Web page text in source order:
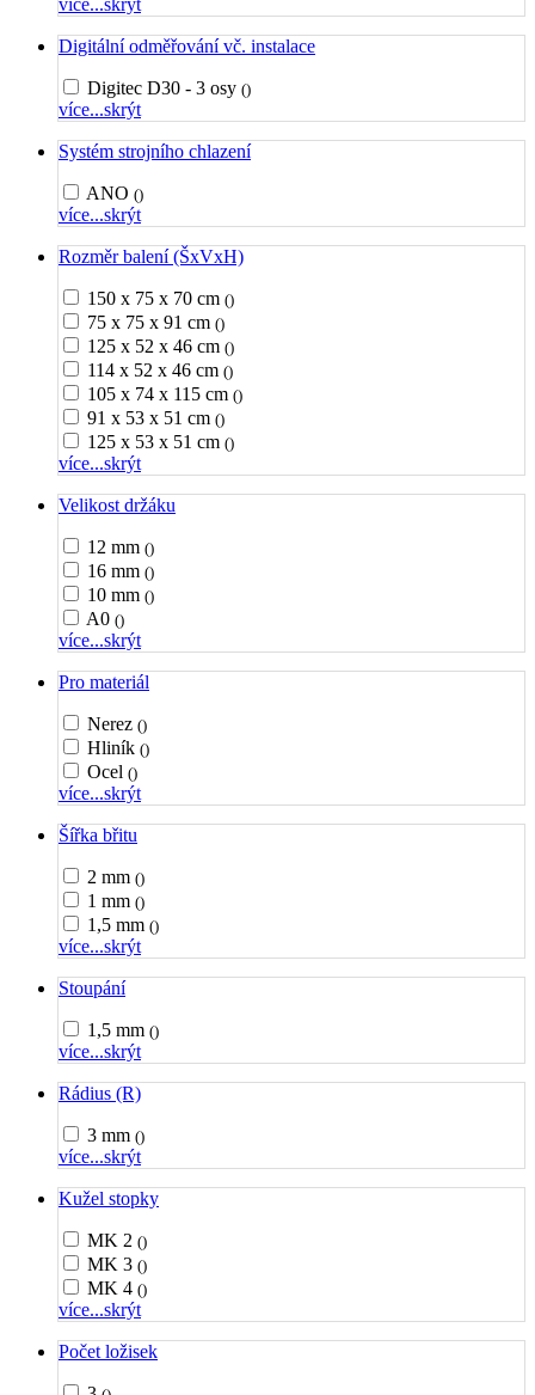
více...skrýt
Digitální odměřování vč. instalace
Digitec D30 - 3 osy ()
více...skrýt
Systém strojního chlazení
ANO ()
více...skrýt
Rozměr balení (ŠxVxH)
150 x 75 x 70 cm ()
75 x 75 x 91 cm ()
125 x 52 x 46 cm ()
114 x 52 x 46 cm ()
105 x 74 x 115 cm ()
91 x 53 x 51 cm ()
125 x 53 x 51 cm ()
více...skrýt
Velikost držáku
12 mm ()
16 mm ()
10 mm ()
A0 ()
více...skrýt
Pro materiál
Nerez ()
Hliník ()
Ocel ()
více...skrýt
Šířka břitu
2 mm ()
1 mm ()
1,5 mm ()
více...skrýt
Stoupání
1,5 mm ()
více...skrýt
Rádius (R)
3 mm ()
více...skrýt
Kužel stopky
MK 2 ()
MK 3 ()
MK 4 ()
více...skrýt
Počet ložisek